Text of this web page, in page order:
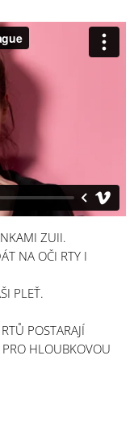
ZUII.
NA OČI RTY I
PLEŤ.
POSTARAJÍ
HLOUBKOVOU